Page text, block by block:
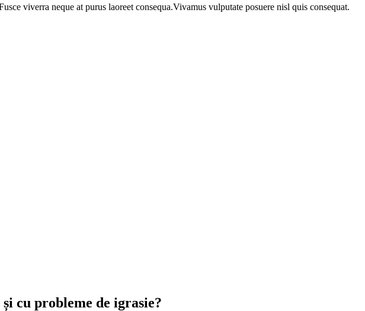
viverra neque at purus laoreet consequa.Vivamus vulputate posuere nisl quis consequat.
cu probleme de igrasie?